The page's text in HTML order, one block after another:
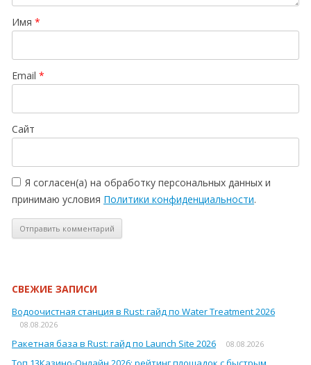
Имя *
Email *
Сайт
Я согласен(а) на обработку персональных данных и
принимаю условия Политики конфиденциальности.
СВЕЖИЕ ЗАПИСИ
Водоочистная станция в Rust: гайд по Water Treatment 2026
08.08.2026
Ракетная база в Rust: гайд по Launch Site 2026 08.08.2026